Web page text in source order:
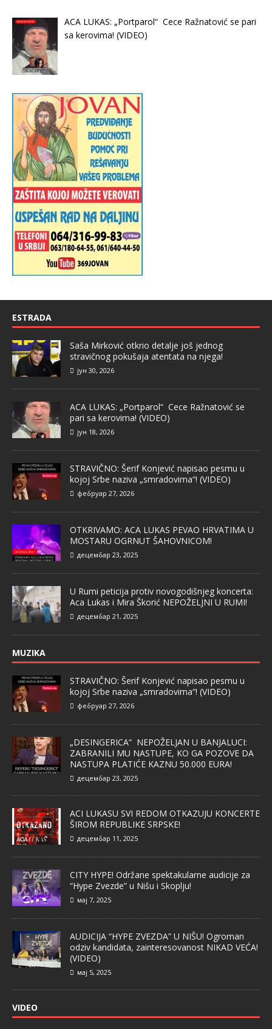
ACA LUKAS: „Portparol“ Cece Ražnatović se pari
sa kerovima! (VIDEO)
ESTRADA
Saša Mirković otkrio detalje još jednog
stravičnog pokušaja atentata na njega!
јун 30, 2026
ACA LUKAS: „Portparol“ Cece Ražnatović se
pari sa kerovima! (VIDEO)
јун 18, 2026
STRAVIČNO: Šerif Konjević napisao pesmu u
kojoj Srbe naziva „smradovima“! (VIDEO)
фебруар 27, 2026
OTKRIVAMO: ACA LUKAS PEVAO HRVATIMA U
MOSTARU OGRNUT ŠAHOVNICOM!
децембар 23, 2025
U Rumi peticija protiv novogodišnjeg koncerta:
Aca Lukas i Mira Škorić NEPOŽELJNI U RUMI!
децембар 21, 2025
MUZIKA
STRAVIČNO: Šerif Konjević napisao pesmu u
kojoj Srbe naziva „smradovima“! (VIDEO)
фебруар 27, 2026
„DESINGERICA“ NEPOŽELJAN U BANJALUCI:
ZABRANILI MU NASTUPE, KO GA POZOVE DA
NASTUPA PLATIĆE KAZNU 50.000 EURA!
децембар 23, 2025
ACI LUKASU SVI REDOM OTKAZUJU KONCERTE
ŠIROM REPUBLIKE SRPSKE!
децембар 11, 2025
CITY HYPE! Održane spektakularne audicije za
“Hype Zvezde” u Nišu i Skoplju!
мај 7, 2025
AUDICIJA “HYPE ZVEZDA” U NIŠU! Ogroman
odziv kandidata, zainteresovanost NIKAD VEĆA!
(VIDEO)
мај 5, 2025
VIDEO